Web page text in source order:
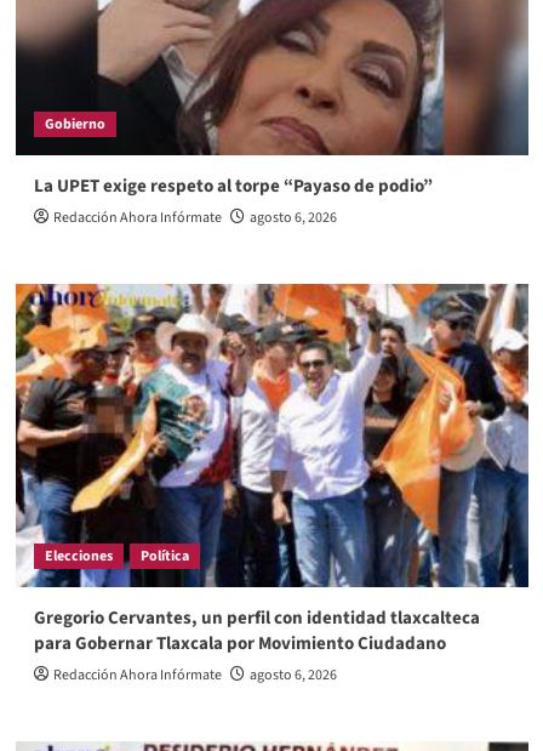
Gobierno
La UPET exige respeto al torpe “Payaso de podio”
Redacción Ahora Infórmate agosto 6, 2026
Elecciones Política
Gregorio Cervantes, un perfil con identidad tlaxcalteca
para Gobernar Tlaxcala por Movimiento Ciudadano
Redacción Ahora Infórmate agosto 6, 2026